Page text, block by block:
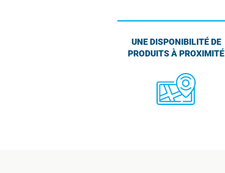
UNE DISPONIBILITÉ DE
PRODUITS À PROXIMITÉ